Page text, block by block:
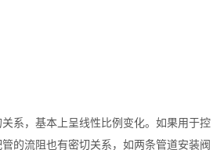
系，基本上呈线性比例变化。如果用于控
的流阻也有密切关系，如两条管道安装阀